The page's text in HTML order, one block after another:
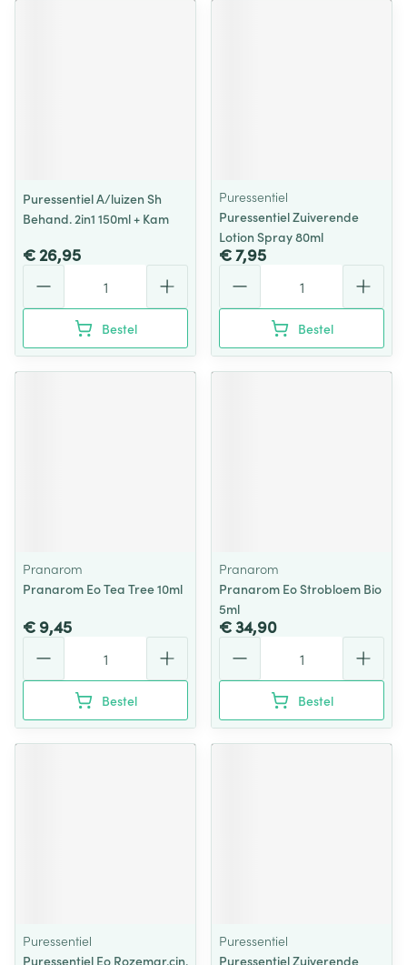
Puressentiel A/luizen Sh
Behand. 2in1 150ml + Kam
€ 26,95
Bestel
Puressentiel
Puressentiel Zuiverende
Lotion Spray 80ml
€ 7,95
Bestel
Pranarom
Pranarom Eo Tea Tree 10ml
€ 9,45
Bestel
Pranarom
Pranarom Eo Strobloem Bio
5ml
€ 34,90
Bestel
Puressentiel
Puressentiel Eo Rozemar.cin.
Puressentiel
Puressentiel Zuiverende